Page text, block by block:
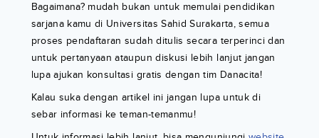
Bagaimana? mudah bukan untuk memulai pendidikan
sarjana kamu di Universitas Sahid Surakarta, semua
proses pendaftaran sudah ditulis secara terperinci dan
untuk pertanyaan ataupun diskusi lebih lanjut jangan
lupa ajukan konsultasi gratis dengan tim Danacita!
Kalau suka dengan artikel ini jangan lupa untuk di
sebar informasi ke teman-temanmu!